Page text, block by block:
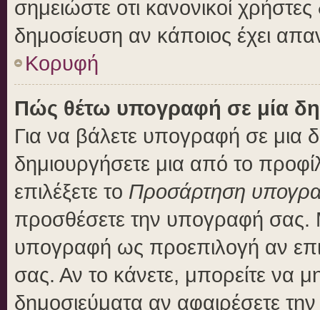
σημειώστε οτι κανονικοί
δημοσίευση αν κάποιος έχει
Κορυφή
Πώς θέτω υπογραφή σε μία
Για να βάλετε υπογραφή σε μια
δημιουργήσετε μια από το
επιλέξετε το Προσάρτηση
προσθέσετε την υπογραφή σας.
υπογραφή ως προεπιλογή αν
σας. Αν το κάνετε, μπορείτε να
δημοσιεύματα αν αφαιρέσετε